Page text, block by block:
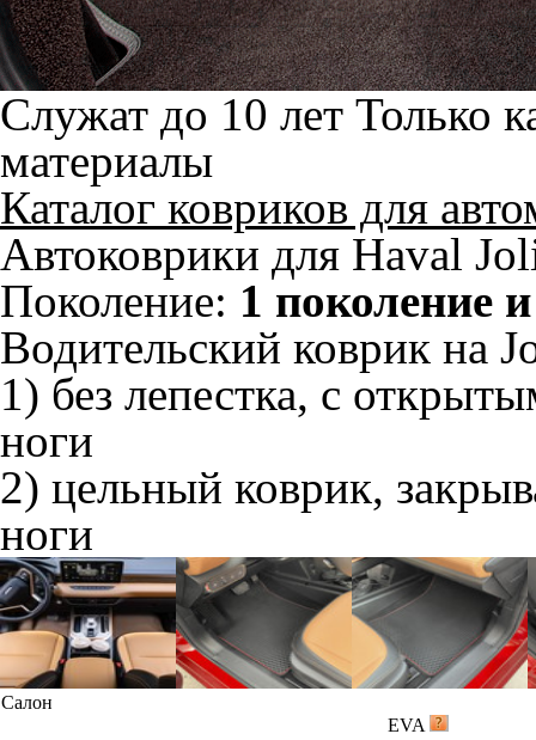
Служат до 10 лет Только
материалы
Каталог ковриков для
Автоковрики для Haval
Поколение: 1 поколение
Водительский коврик на
1) без лепестка, с
ноги
2) цельный коврик,
ноги
Салон
EVA